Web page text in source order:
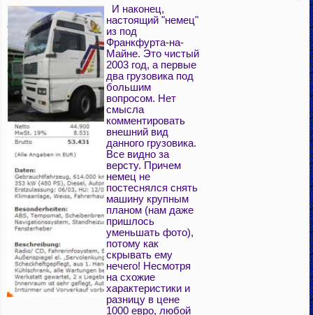
И наконец,
настоящий "немец"
из под
Франкфурта-на-
Майне. Это чистый
2003 год, а первые
два грузовика под
большим
вопросом. Нет
смысла
комментировать
внешний вид
данного грузовика.
Все видно за
версту. Причем
немец не
постеснялся снять
машину крупным
планом (нам даже
пришлось
уменьшать фото),
потому как
скрывать ему
нечего! Несмотря
на схожие
характеристики и
разницу в цене
1000 евро, любой